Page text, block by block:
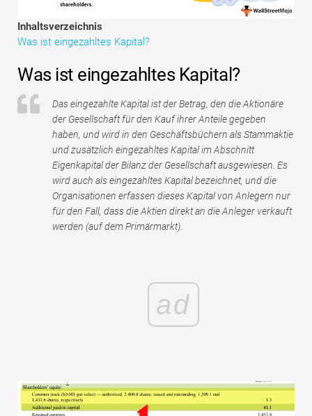
Vollständige Form
Risikomanagement-Tutorials
Inhaltsverzeichnis
Was ist eingezahltes Kapital?
Was ist eingezahltes Kapital?
Das eingezahlte Kapital ist der Betrag, den die Aktionäre
der Gesellschaft für den Kauf ihrer Anteile gegeben
haben, und wird in den Geschäftsbüchern als Stammaktie
und zusätzlich eingezahltes Kapital im Abschnitt
Eigenkapital der Bilanz der Gesellschaft ausgewiesen. Es
wird auch als eingezahltes Kapital bezeichnet, und die
Organisationen erfassen dieses Kapital von Anlegern nur
für den Fall, dass die Aktien direkt an die Anleger verkauft
werden (auf dem Primärmarkt).
ad